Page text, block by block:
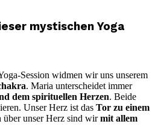
mystischen Yoga
Session widmen wir uns unserem
. Maria unterscheidet immer
dem spirituellen Herzen. Beide
Unser Herz ist das Tor zu einem
über unser Herz sind wirmit allem